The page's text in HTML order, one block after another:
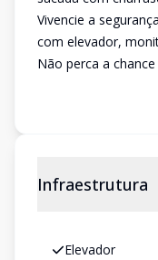
Vivencie a
com elevador,
Não perca a
Infraestrutura
Elevador